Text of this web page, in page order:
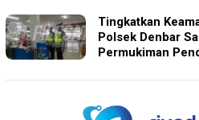
Tingkatkan
Polsek Denbar
Permukiman